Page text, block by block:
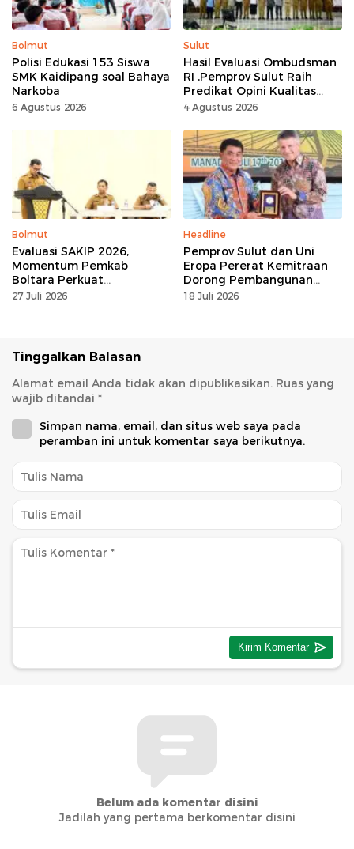
Bolmut
Polisi Edukasi 153 Siswa
SMK Kaidipang soal Bahaya
Narkoba
6 Agustus 2026
Sulut
Hasil Evaluasi Ombudsman
RI ,Pemprov Sulut Raih
Predikat Opini Kualitas
Tinggi Tanpa
4 Agustus 2026
Bolmut
Evaluasi SAKIP 2026,
Momentum Pemkab
Boltara Perkuat
Akuntabilitas dan Kinerja
27 Juli 2026
Headline
Pemprov Sulut dan Uni
Eropa Pererat Kemitraan
Dorong Pembangunan
Berkelanjutan
18 Juli 2026
Tinggalkan Balasan
Alamat email Anda tidak akan dipublikasikan. Ruas yang
wajib ditandai *
Simpan nama, email, dan situs web saya pada
peramban ini untuk komentar saya berikutnya.
Belum ada komentar disini
Jadilah yang pertama berkomentar disini